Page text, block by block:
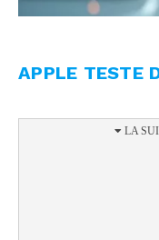
APPLE TESTE